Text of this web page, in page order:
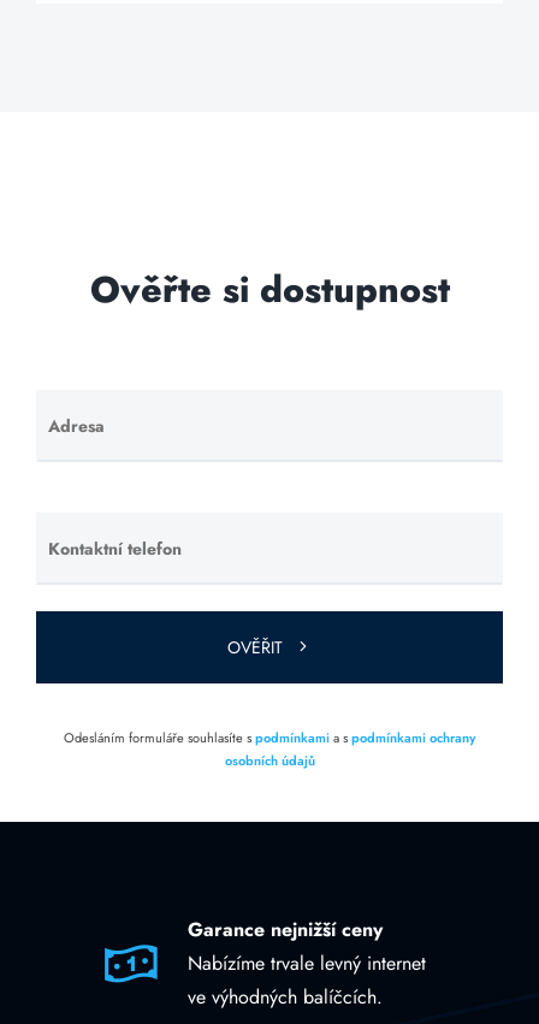
Ověřte si dostupnost
Adresa
Ponechte
toto pole
Kontaktní telefon
Ponechte
toto pole
prázdné.
OVĚŘIT
Odesláním formuláře souhlasíte spodmínkamia spodmínkami ochrany
osobních údajů
Garance nejnižší ceny
Nabízíme trvale levný internet
ve výhodných balíčcích.